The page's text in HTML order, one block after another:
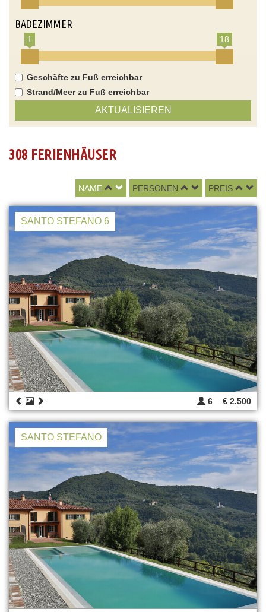
BADEZIMMER
1 18
Geschäfte zu Fuß erreichbar
Strand/Meer zu Fuß erreichbar
AKTUALISIEREN
308 FERIENHÄUSER
NAME PERSONEN PREIS
SANTO STEFANO 6
6 € 2.500
SANTO STEFANO